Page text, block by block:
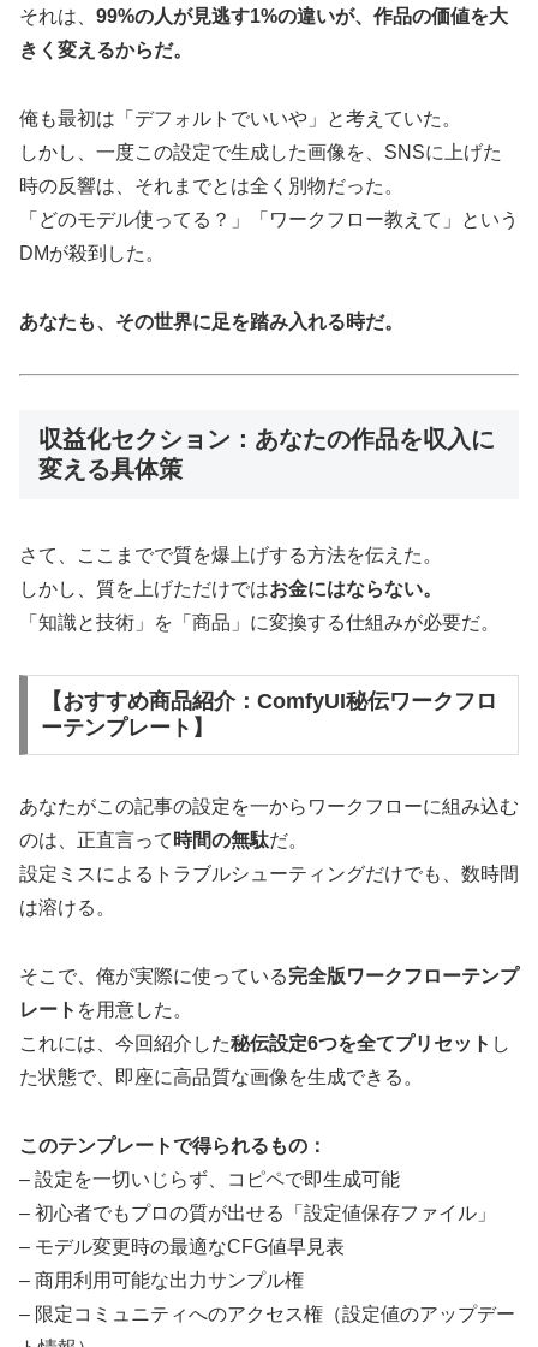
それは、 99%の人が見逃す1%の違いが、作品の価値を大
きく変えるからだ。
俺も最初は「デフォルトでいいや」と考えていた。
しかし、一度この設定で生成した画像を、SNSに上げた
時の反響は、それまでとは全く別物だった。
「どのモデル使ってる？」「ワークフロー教えて」という
DMが殺到した。
あなたも、その世界に足を踏み入れる時だ。
収益化セクション：あなたの作品を収入に
変える具体策
さて、ここまでで質を爆上げする方法を伝えた。
しかし、質を上げただけではお金にはならない。
「知識と技術」を「商品」に変換する仕組みが必要だ。
【おすすめ商品紹介：ComfyUI秘伝ワークフロ
ーテンプレート】
あなたがこの記事の設定を一からワークフローに組み込む
のは、正直言って 時間の無駄だ。
設定ミスによるトラブルシューティングだけでも、数時間
は溶ける。
そこで、俺が実際に使っている完全版ワークフローテンプ
レート を用意した。
これには、今回紹介した秘伝設定6つを全てプリセット し
た状態で、即座に高品質な画像を生成できる。
このテンプレートで得られるもの：
– 設定を一切いじらず、コピペで即生成可能
– 初心者でもプロの質が出せる「設定値保存ファイル」
– モデル変更時の最適なCFG値早見表
– 商用利用可能な出力サンプル権
– 限定コミュニティへのアクセス権（設定値のアップデー